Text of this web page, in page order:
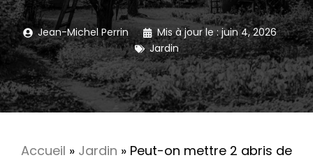
Jean-Michel Perrin Mis à jour le :juin 4, 2026
Jardin
Accueil » Jardin » Peut-on mettre 2 abris de